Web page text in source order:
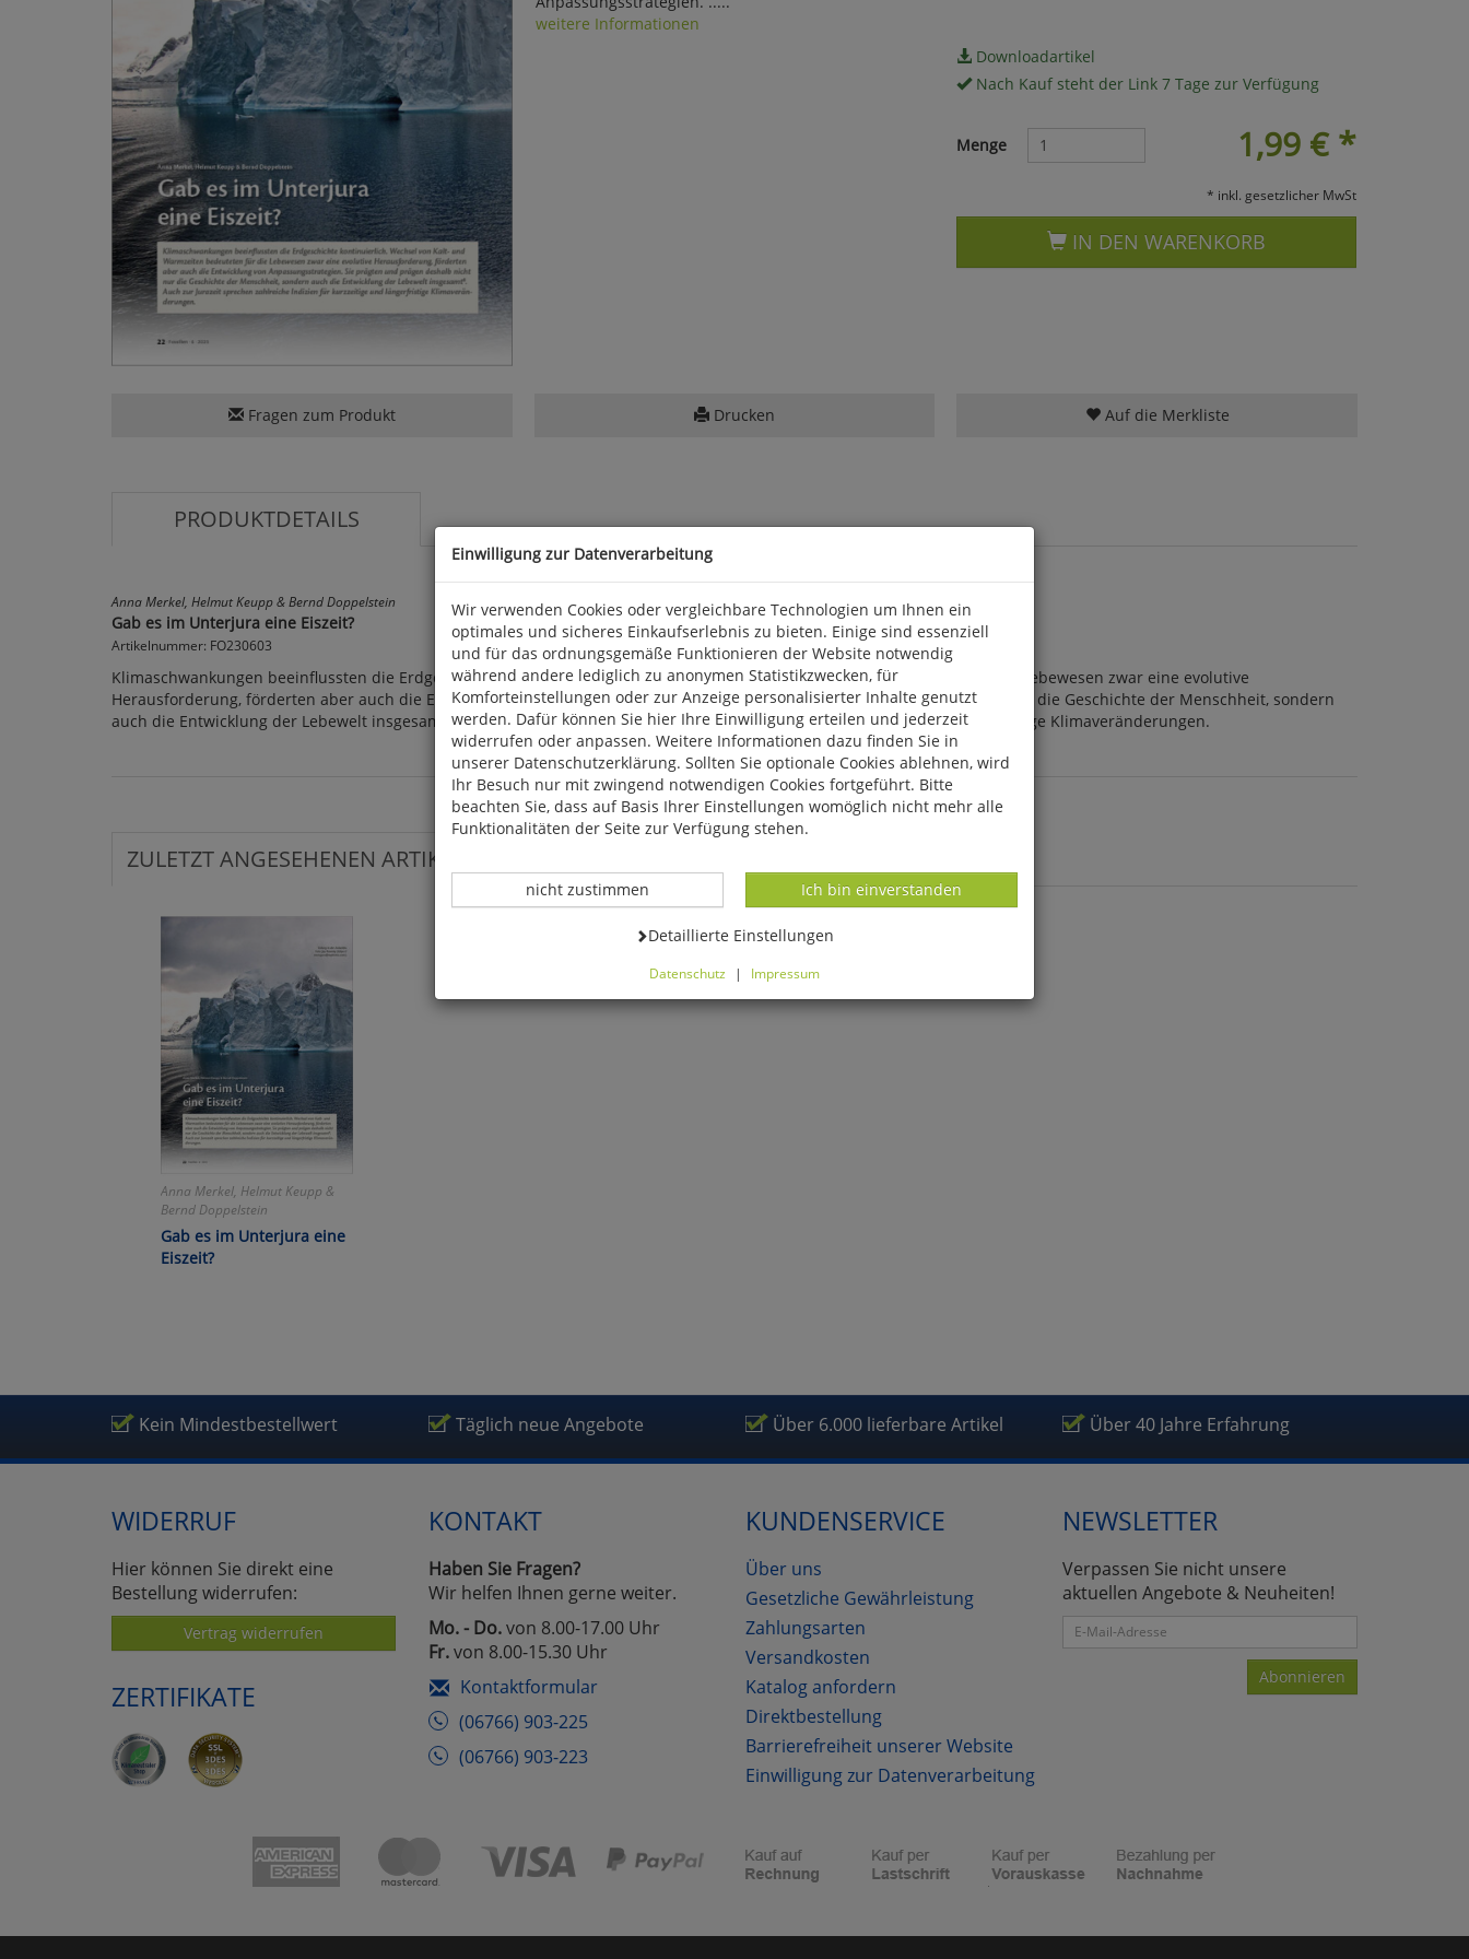
weitere Informationen
Downloadartikel
Nach Kauf steht der Link 7 Tage zur Verfügung
1,99 €*
Menge
* inkl. gesetzlicher MwSt
IN DEN WARENKORB
Fragen zum Produkt Drucken Auf die Merkliste
PRODUKTDETAILS
Anna Merkel, Helmut Keupp & Bernd Doppelstein
Gab es im Unterjura eine Eiszeit?
Artikelnummer: FO230603
Klimaschwankungen beeinflussten die Erdgeschichte kontinuierlich. Wechsel von Kalt- und Warmzeiten bedeuteten für die Lebewesen zwar eine evolutive
Herausforderung, förderten aber auch die Entwicklung von Anpassungsstrategien. Sie prägten und prägen deshalb nicht nur die Geschichte der Menschheit, sondern
auch die Entwicklung der Lebewelt insgesamt. Auch zur Jurazeit sprechen zahlreiche Indizien für kurzzeitige und längerfristige Klimaveränderungen.
ZULETZT ANGESEHENEN ARTIKEL:
Anna Merkel, Helmut Keupp &
Bernd Doppelstein
Gab es im Unterjura eine
Eiszeit?
Kein Mindestbestellwert Täglich neue Angebote Über 6.000 lieferbare Artikel Über 40 Jahre Erfahrung
WIDERRUF
Hier können Sie direkt eine
Bestellung widerrufen:
Vertrag widerrufen
ZERTIFIKATE
KONTAKT
Haben Sie Fragen?
Wir helfen Ihnen gerne weiter.
Mo. - Do.von 8.00-17.00 Uhr
Fr.von 8.00-15.30 Uhr
Kontaktformular
(06766) 903-225
(06766) 903-223
KUNDENSERVICE
Über uns
Gesetzliche Gewährleistung
Zahlungsarten
Versandkosten
Katalog anfordern
Direktbestellung
Barrierefreiheit unserer Website
Einwilligung zur Datenverarbeitung
NEWSLETTER
Verpassen Sie nicht unsere
aktuellen Angebote & Neuheiten!
Abonnieren
Einwilligung zur Datenverarbeitung
Wir verwenden Cookies oder vergleichbare Technologien um Ihnen ein
optimales und sicheres Einkaufserlebnis zu bieten. Einige sind essenziell
und für das ordnungsgemäße Funktionieren der Website notwendig
während andere lediglich zu anonymen Statistikzwecken, für
Komforteinstellungen oder zur Anzeige personalisierter Inhalte genutzt
werden. Dafür können Sie hier Ihre Einwilligung erteilen und jederzeit
widerrufen oder anpassen. Weitere Informationen dazu finden Sie in
unserer Datenschutzerklärung. Sollten Sie optionale Cookies ablehnen, wird
Ihr Besuch nur mit zwingend notwendigen Cookies fortgeführt. Bitte
beachten Sie, dass auf Basis Ihrer Einstellungen womöglich nicht mehr alle
Funktionalitäten der Seite zur Verfügung stehen.
Datenverarbeitung -
Ich bin einverstanden
Datenverarbeitung -
nicht zustimmen
Datenverarbeitung -
Detaillierte Einstellungen
Datenschutz | Impressum
Cookies ablehnen, wird Ihr Besuch nur mit zwingend notwendigen Cookies
Cookies
Alle Akzeptieren Cookies
Einstellungen speichern
zurückzu Haupptseite Zustimmung Datenverarbeitung (Seitenende)